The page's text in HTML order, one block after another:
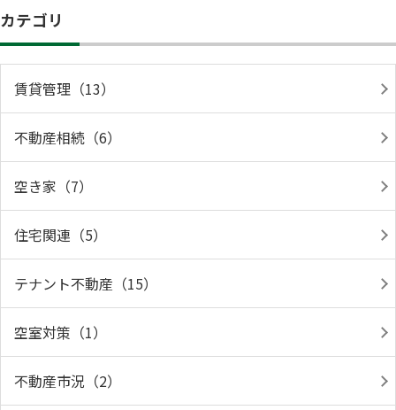
カテゴリ
賃貸管理（13）
不動産相続（6）
空き家（7）
住宅関連（5）
テナント不動産（15）
空室対策（1）
不動産市況（2）